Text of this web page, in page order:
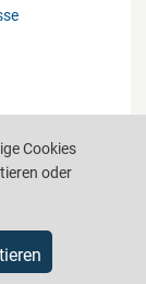
IS-ARGEBAU
Cookies
oder